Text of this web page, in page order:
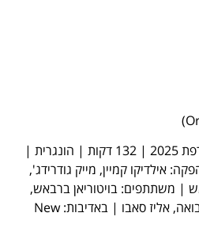
הונגריה, בריטניה, גרמניה, צרפת 2025 | 132 דקות | הונגרית |
אילדיקו קמיין, מייק גודרידג',
| משתתפים: בויטוריאן ברבאש,
אנדריאה ואשקוביץ, גרגורי גדבואה, אליז סאבו | באדיבות: New